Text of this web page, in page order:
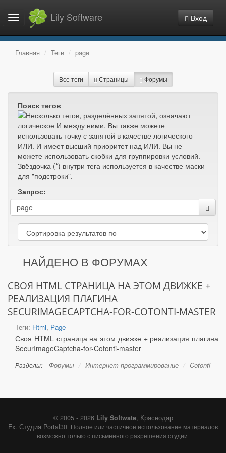
Toggle
navigation
Lily Software Вход
Главная Теги page
Все теги Страницы Форумы
Поиск тегов
Запрос:
НАЙДЕНО В ФОРУМАХ
СВОЯ HTML СТРАНИЦА НА ЭТОМ ДВИЖКЕ +
РЕАЛИЗАЦИЯ ПЛАГИНА
SECURIMAGECAPTCHA-FOR-COTONTI-MASTER
Теги: Html, Page
Своя HTML страница на этом движке + реализация плагина
SecurImageCaptcha-for-Cotonti-master
Разделы: Форумы Интернет программирование Cotonti
© 2005 - 2026 Lily Softwate, Краснодар
Ex. Студия Portal30 Полное или частичное использование материалов
возможно только с письменного разрешения студии